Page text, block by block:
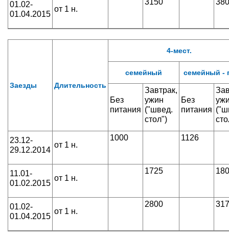
01.02-
01.04.2015
от 1 н.
3150
Заезды Длительность
4-мест.
семейный семейный -
Без
питания
Завтрак,
ужин
("швед.
стол")
Без
питания
23.12-
29.12.2014
от 1 н.
1000 1126
11.01-
01.02.2015
от 1 н.
1725
01.02-
01.04.2015
от 1 н.
2800